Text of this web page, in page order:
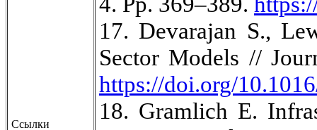
Ссылки
17. Devarajan S.,
Sector Models //
https://doi.org/
18. Gramlich E.